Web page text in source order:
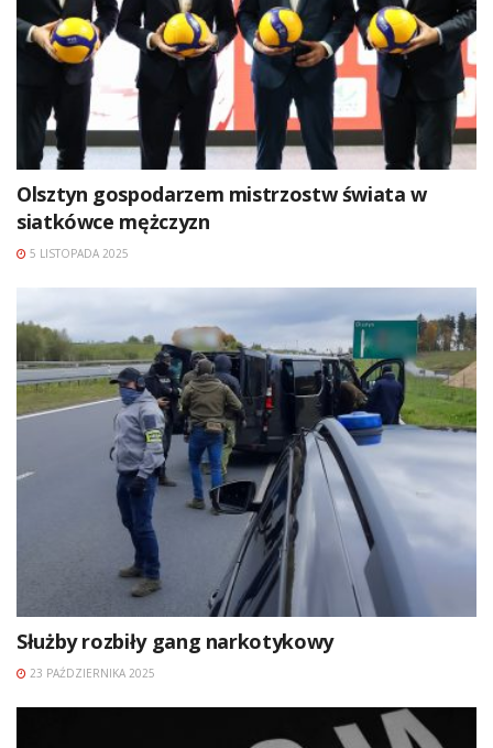
Olsztyn gospodarzem mistrzostw świata w
siatkówce mężczyzn
5 LISTOPADA 2025
Służby rozbiły gang narkotykowy
23 PAŹDZIERNIKA 2025